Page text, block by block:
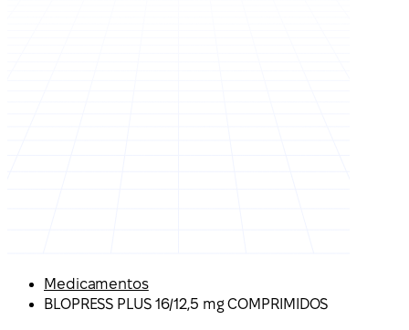
Medicamentos
BLOPRESS PLUS 16/12,5 mg COMPRIMIDOS